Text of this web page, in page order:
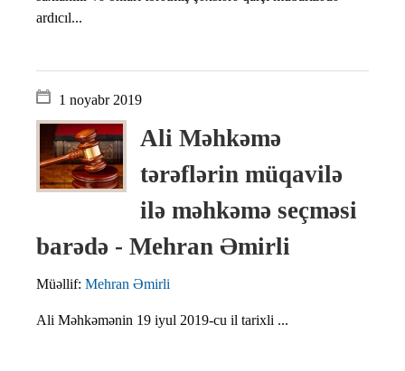
ardıcıl...
1 noyabr 2019
Ali Məhkəmə
tərəflərin müqavilə
ilə məhkəmə seçməsi
barədə - Mehran Əmirli
Müəllif: Mehran Əmirli
Ali Məhkəmənin 19 iyul 2019-cu il tarixli ...